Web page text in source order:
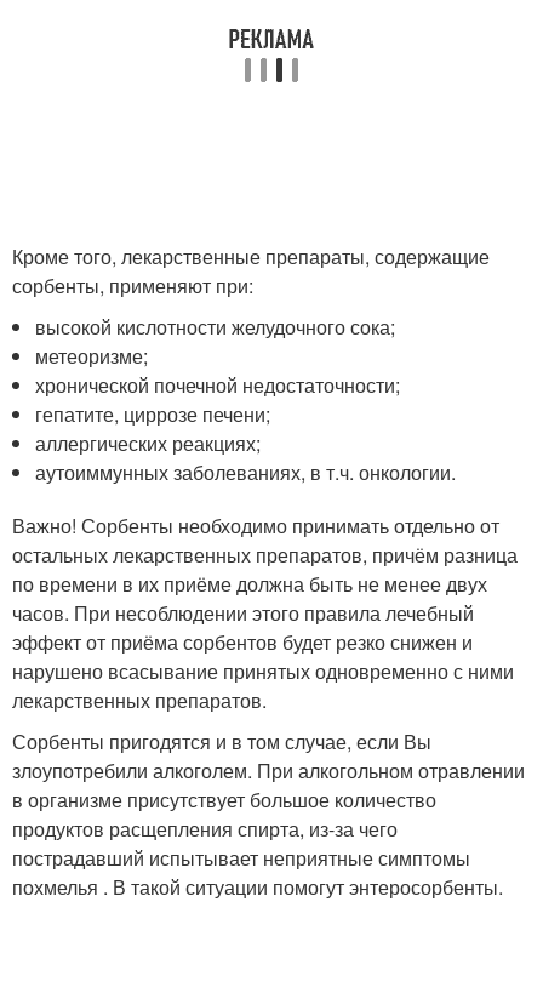
Кроме того, лекарственные препараты, содержащие
сорбенты, применяют при:
высокой кислотности желудочного сока;
метеоризме;
хронической почечной недостаточности;
гепатите, циррозе печени;
аллергических реакциях;
аутоиммунных заболеваниях, в т.ч. онкологии.
Важно! Сорбенты необходимо принимать отдельно от
остальных лекарственных препаратов, причём разница
по времени в их приёме должна быть не менее двух
часов. При несоблюдении этого правила лечебный
эффект от приёма сорбентов будет резко снижен и
нарушено всасывание принятых одновременно с ними
лекарственных препаратов.
Сорбенты пригодятся и в том случае, если Вы
злоупотребили алкоголем. При алкогольном отравлении
в организме присутствует большое количество
продуктов расщепления спирта, из-за чего
пострадавший испытывает неприятные симптомы
похмелья . В такой ситуации помогут энтеросорбенты.